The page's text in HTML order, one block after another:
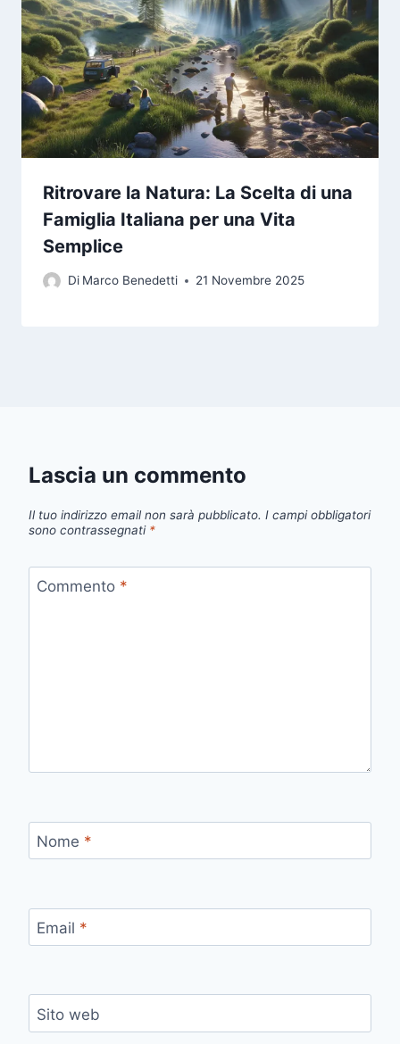
Ritrovare la Natura: La Scelta di una
Famiglia Italiana per una Vita
Semplice
Di Marco Benedetti 21 Novembre 2025
Lascia un commento
Il tuo indirizzo email non sarà pubblicato. I campi obbligatori
sono contrassegnati *
Commento *
Nome *
Email *
Sito web